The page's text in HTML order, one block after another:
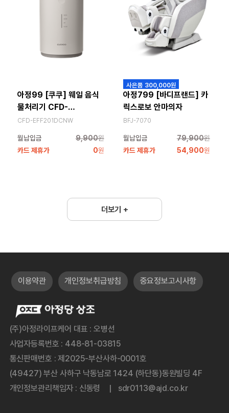
아정99 [쿠쿠] 웨일 음식
물처리기 CFD-
EFF201DCNW
CFD-EFF201DCNW
월납입금 9,900원
카드 제휴가
0원
사은품 300,000원
아정799 [바디프랜드] 카
릭스로보 안마의자
BFJ-7070
월납입금 79,900원
카드 제휴가
54,900원
더보기 +
이용약관 개인정보취급방침 중요정보고시사항
(주)아정라이프케어 대표 : 오병선
사업자등록번호 : 448-81-03815
통신판매번호 : 제2025-부산사하-0001호
(49427) 부산 사하구 낙동남로 1424 (하단동)동원빌딩 4F
개인정보관리책임자 : 신동령
sdr0113@ajd.co.kr